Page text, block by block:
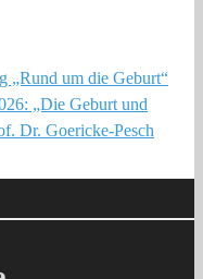
„Rund um die Geburt“
„Die Geburt und
Dr. Goericke-Pesch